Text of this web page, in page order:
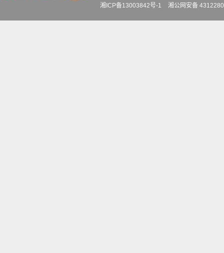
湘ICP备13003842号-1
湘公网安备